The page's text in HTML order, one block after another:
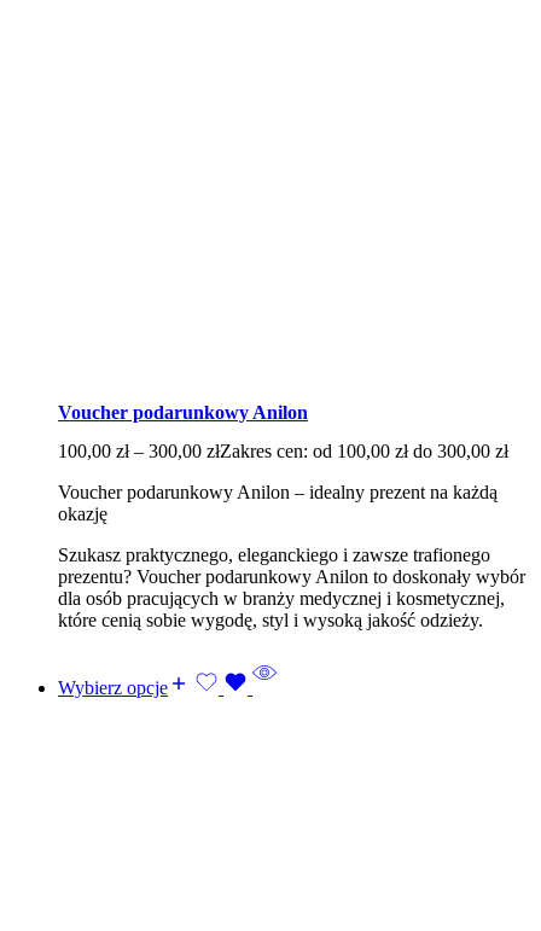
Voucher podarunkowy Anilon
100,00 zł – 300,00 złZakres cen: od 100,00 zł do 300,00 zł
Voucher podarunkowy Anilon – idealny prezent na każdą
okazję
Szukasz praktycznego, eleganckiego i zawsze trafionego
prezentu? Voucher podarunkowy Anilon to doskonały wybór
dla osób pracujących w branży medycznej i kosmetycznej,
które cenią sobie wygodę, styl i wysoką jakość odzieży.
Wybierz opcje